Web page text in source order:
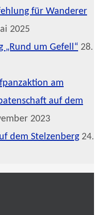
für Wanderer
2025
„Rund um Gefell“ 28.
am
auf dem
2023
dem Stelzenberg 24.